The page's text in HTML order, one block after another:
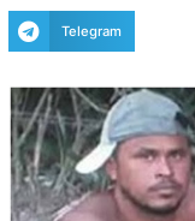
Telegram